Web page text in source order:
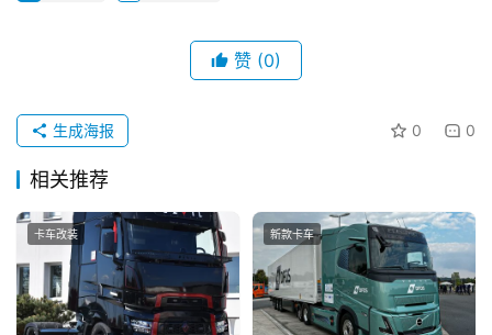
赞 (0)
0 0
生成海报
相关推荐
卡车改装 新款卡车